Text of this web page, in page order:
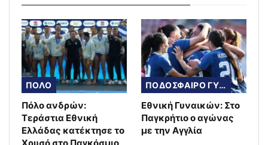
ΠΟΛΟ
Πόλο ανδρών:
Τεράστια Εθνική
Ελλάδας κατέκτησε το
Χρυσό στο Παγκόσμιο
ΠΟΔΟΣΦΑΙΡΟ ΓΥΝΑΙΚΩΝ
Εθνική Γυναικών: Στο
Παγκρήτιο ο αγώνας
με την Αγγλία